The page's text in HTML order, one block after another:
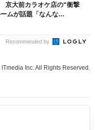
京大前カラオケ店の“衝撃
ムが話題「なんな...
Recommended by
Inc. All Rights Reserved.